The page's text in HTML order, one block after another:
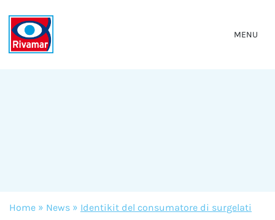
MENU
Home » News » Identikit del consumatore di surgelati